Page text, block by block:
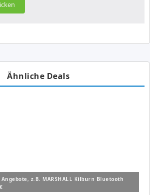
Ähnliche Deals
z.B. MARSHALL Kilburn Bluetooth